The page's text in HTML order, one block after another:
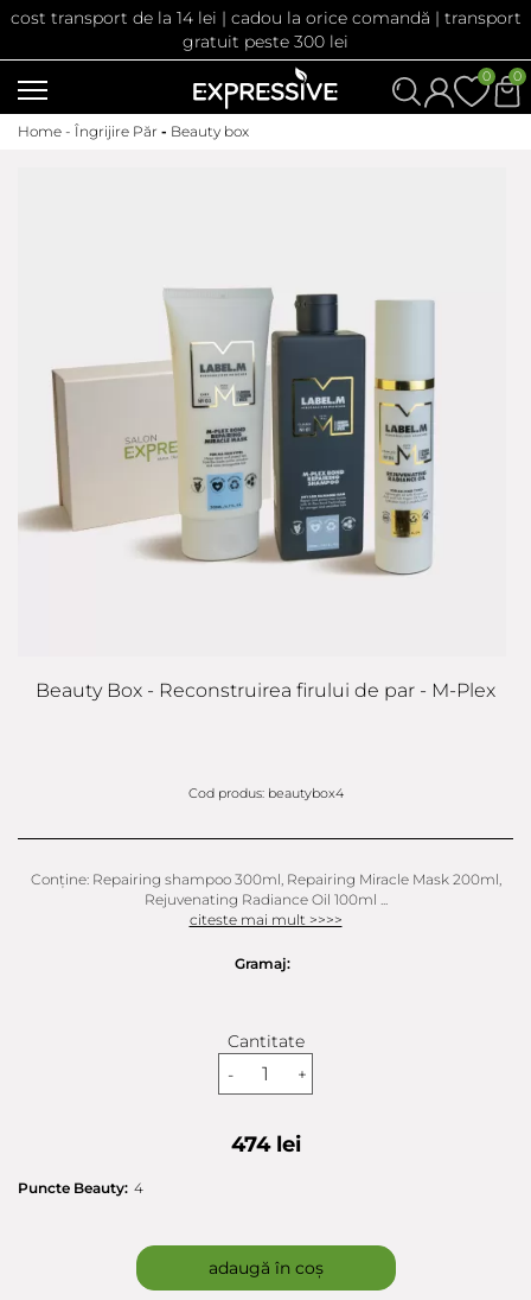
cost transport de la 14 lei | cadou la orice comandă | transport
gratuit peste 300 lei
0
0
Home - Îngrijire Păr - Beauty box
Beauty Box - Reconstruirea firului de par - M-Plex
Cod produs: beautybox4
Conține: Repairing shampoo 300ml, Repairing Miracle Mask 200ml,
Rejuvenating Radiance Oil 100ml ...
citeste mai mult >>>>
Gramaj:
Cantitate
-
+
474 lei
Puncte Beauty: 4
adaugă în coș